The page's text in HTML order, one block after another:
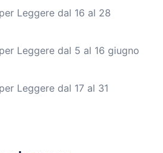
Leggere dal 16 al 28
Leggere dal 5 al 16 giugno
Leggere dal 17 al 31